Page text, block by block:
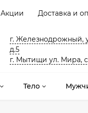
Акции Доставка и
г. Железнодрожный,
д.5
г. Мытищи ул. Мира,
Тело